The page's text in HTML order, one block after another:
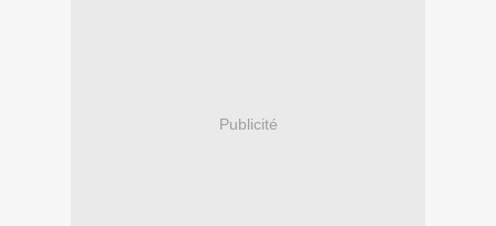
Publicité